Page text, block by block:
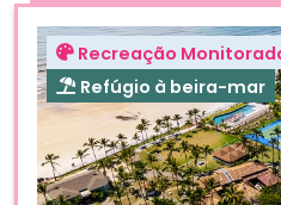
Recreação
Refúgio à beira-mar